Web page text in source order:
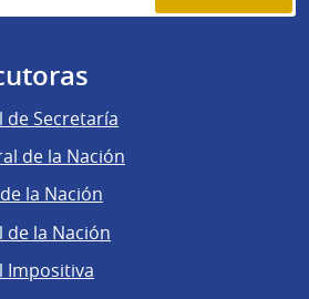
de Secretaría
de la Nación
la Nación
de la Nación
Impositiva